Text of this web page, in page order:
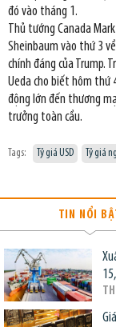
đó vào tháng 1.
Thủ tướng Canada
Sheinbaum vào thứ 3
chính đáng của Trump.
Ueda cho biết hôm thứ
động lớn đến thương
trưởng toàn cầu.
Tags: Tỷ giá USD Tỷ giá
TIN NỔI